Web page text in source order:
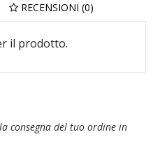
RECENSIONI (0)
il prodotto.
consegna del tuo ordine in